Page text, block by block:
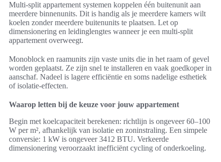
Multi-split appartement systemen koppelen één buitenunit aan
meerdere binnenunits. Dit is handig als je meerdere kamers wilt
koelen zonder meerdere buitenunits te plaatsen. Let op
dimensionering en leidinglengtes wanneer je een multi-split
appartement overweegt.
Monoblock en raamunits zijn vaste units die in het raam of gevel
worden geplaatst. Ze zijn snel te installeren en vaak goedkoper in
aanschaf. Nadeel is lagere efficiëntie en soms nadelige esthetiek
of isolatie-effecten.
Waarop letten bij de keuze voor jouw appartement
Begin met koelcapaciteit berekenen: richtlijn is ongeveer 60–100
W per m², afhankelijk van isolatie en zoninstraling. Een simpele
conversie: 1 kW is ongeveer 3412 BTU. Verkeerde
dimensionering veroorzaakt inefficiënt cycling of onderkoeling.